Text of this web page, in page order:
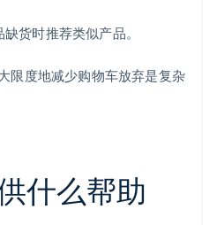
货时推荐类似产品。
限度地减少购物车放弃是复杂
什么帮助